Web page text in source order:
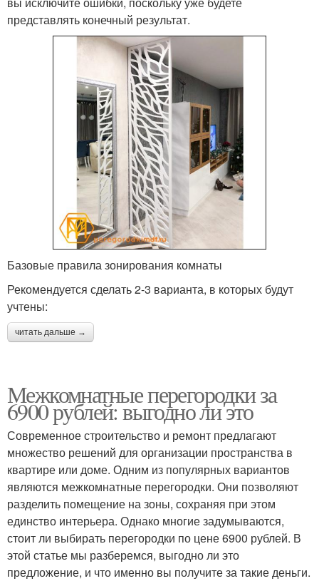
представлять конечный результат.
Базовые правила зонирования комнаты
Рекомендуется сделать 2-3 варианта, в которых будут
учтены:
читать дальше →
Межкомнатные перегородки за
6900 рублей: выгодно ли это
Современное строительство и ремонт предлагают
множество решений для организации пространства в
квартире или доме. Одним из популярных вариантов
являются межкомнатные перегородки. Они позволяют
разделить помещение на зоны, сохраняя при этом
единство интерьера. Однако многие задумываются,
стоит ли выбирать перегородки по цене 6900 рублей. В
этой статье мы разберемся, выгодно ли это
предложение, и что именно вы получите за такие деньги.